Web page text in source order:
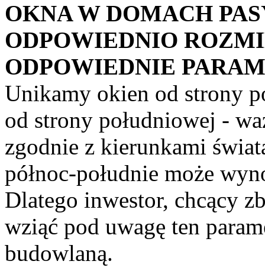
OKNA W DOMACH
ODPOWIEDNIO
ODPOWIEDNIE
Unikamy okien od strony
od strony południowej -
zgodnie z kierunkami
północ-południe może
Dlatego inwestor, chcący
wziąć pod uwagę ten
budowlaną.